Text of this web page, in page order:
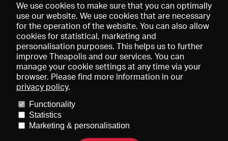
About us
Imprint
We use cookies to make sure that you can optimally
use our website. We use cookies that are necessary
for the operation of the website. You can also allow
cookies for statistical, marketing and
personalisation purposes. This helps us to further
improve Theapolis and our services. You can
manage your cookie settings at any time via your
browser. Please find more information in our
privacy policy.
Functionality
Statistics
Marketing & personalisation